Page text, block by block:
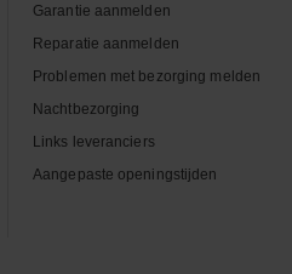
Garantie aanmelden
Reparatie aanmelden
Problemen met bezorging melden
Nachtbezorging
Links leveranciers
Aangepaste openingstijden